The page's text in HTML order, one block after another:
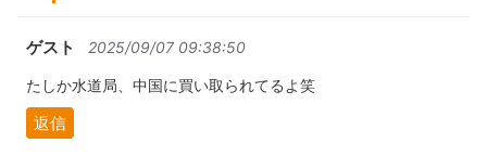
ゲスト 2025/09/07 09:38:50
たしか水道局、中国に買い取られてるよ笑
返信